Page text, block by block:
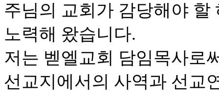
주님의 교회가 감당해야
노력해 왔습니다.
저는 벧엘교회 담임목사로
선교지에서의 사역과 선교